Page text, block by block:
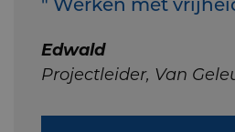
" Werken met
Edwald
Projectleider, Van